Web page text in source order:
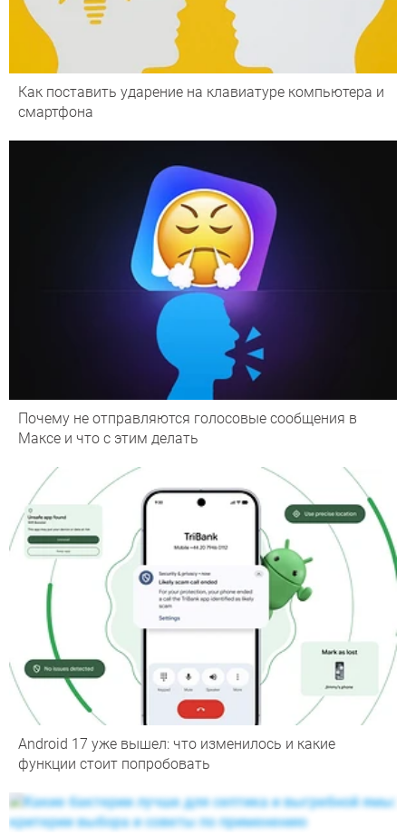
Как поставить ударение на клавиатуре компьютера и
смартфона
Почему не отправляются голосовые сообщения в
Максе и что с этим делать
Android 17 уже вышел: что изменилось и какие
функции стоит попробовать